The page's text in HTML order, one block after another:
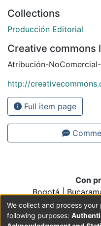
Collections
Producción Editorial
Creative commons
Atribución-
http://
Full item page
Con
Bogotá|
Villavicencio|
We collect and process
following purposes: